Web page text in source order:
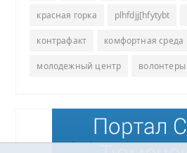
красная горка plhfdjj[hfytybt
контрафакт комфортная среда
молодежный центр волонтеры